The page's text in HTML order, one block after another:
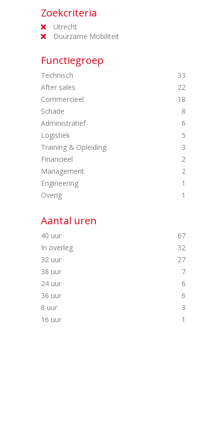
Zoekcriteria
Utrecht
Duurzame Mobiliteit
Functiegroep
Technisch
33
After sales
22
Commercieel
18
Schade
8
Administratief
6
Logistiek
5
Training & Opleiding
3
Financieel
2
Management
2
Engineering
1
Overig
1
Aantal uren
40 uur
67
In overleg
32
32 uur
27
38 uur
7
24 uur
6
36 uur
6
8 uur
3
16 uur
1